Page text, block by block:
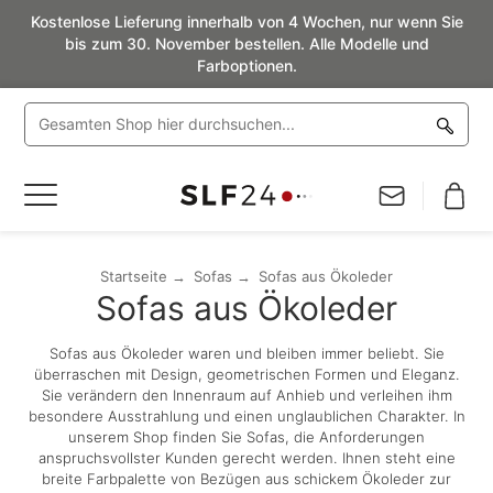
Kostenlose Lieferung innerhalb von 4 Wochen, nur wenn Sie
bis zum 30. November bestellen. Alle Modelle und
Farboptionen.
Navigation
Startseite Sofas Sofas aus Ökoleder
Sofas aus Ökoleder
Sofas aus Ökoleder waren und bleiben immer beliebt. Sie
überraschen mit Design, geometrischen Formen und Eleganz.
Sie verändern den Innenraum auf Anhieb und verleihen ihm
besondere Ausstrahlung und einen unglaublichen Charakter. In
unserem Shop finden Sie Sofas, die Anforderungen
anspruchsvollster Kunden gerecht werden. Ihnen steht eine
breite Farbpalette von Bezügen aus schickem Ökoleder zur